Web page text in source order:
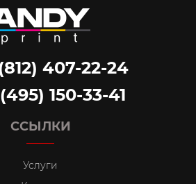
ССЫЛКИ
Услуги
407-22-24
150-33-41